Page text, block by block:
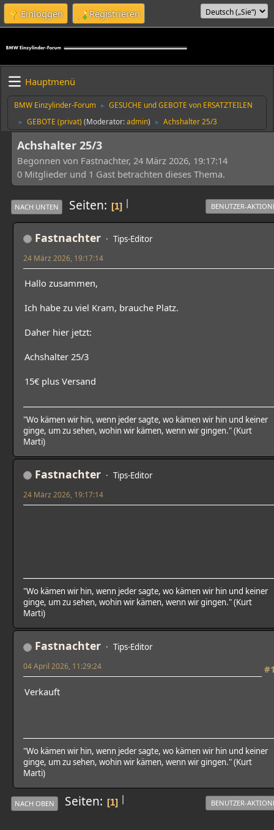
Einloggen Registrieren
Hauptmenü
BMW Einzylinder-Forum ► GESUCHE und GEBOTE von ERSATZTEILEN
► GEBOTE (privat) (Moderator:admin) ► Achshalter 25/3
Achshalter 25/3
Begonnen von Fastnachter, 24 März 2026, 19:17:14
0 Mitglieder und 1 Gast betrachten dieses Thema.
|
NACH UNTEN Seiten 1 BENUTZER-
Fastnachter Tips-Editor
24 März 2026, 19:17:14
Hallo zusammen,
Ich habe zu viel Kram, brauche Platz.
Daher hier jetzt:
Achshalter 25/3
15€ plus Versand
"Wo kämen wir hin, wenn jeder sagte, wo kämen wir hin und keiner
ginge, um zu sehen, wohin wir kämen, wenn wir gingen." (Kurt
Marti)
Fastnachter Tips-Editor
24 März 2026, 19:17:14
"Wo kämen wir hin, wenn jeder sagte, wo kämen wir hin und keiner
ginge, um zu sehen, wohin wir kämen, wenn wir gingen." (Kurt
Marti)
Fastnachter Tips-Editor
04 April 2026, 11:29:24
Verkauft
"Wo kämen wir hin, wenn jeder sagte, wo kämen wir hin und keiner
ginge, um zu sehen, wohin wir kämen, wenn wir gingen." (Kurt
Marti)
|
NACH OBEN Seiten 1 BENUTZER-